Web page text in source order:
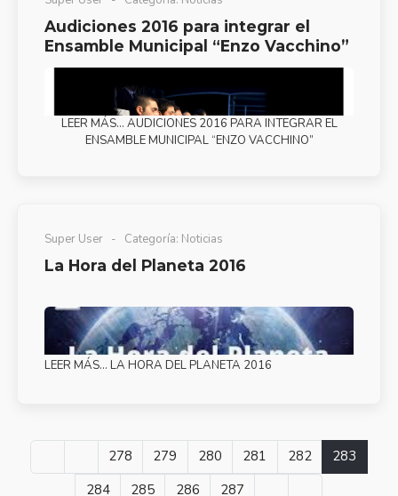
Audiciones 2016 para integrar el
Ensamble Municipal “Enzo Vacchino”
LEER MÁS… AUDICIONES 2016 PARA INTEGRAR EL
ENSAMBLE MUNICIPAL “ENZO VACCHINO”
Super User Categoría: Noticias
La Hora del Planeta 2016
LEER MÁS… LA HORA DEL PLANETA 2016
278 279 280 281 282
283
284
285 286 287